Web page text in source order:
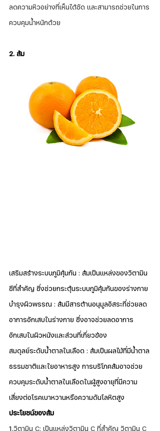
ลดความหิวอย่างที่เห็นได้ชัด และสามารถช่วยในการ
ควบคุมน้ำหนักด้วย
2. ส้ม
เสริมสร้างระบบภูมิคุ้มกัน : ส้มเป็นแหล่งของวิตามิน
ซีที่สำคัญ ซึ่งช่วยกระตุ้นระบบภูมิคุ้มกันของร่างกาย
บำรุงผิวพรรณ : ส้มมีสารต้านอนุมูลอิสระที่ช่วยลด
อาการอักเสบในร่างกาย ซึ่งอาจช่วยลดอาการ
อักเสบในผิวหนังและส่วนที่เกี่ยวข้อง
สมดุลย์ระดับน้ำตาลในเลือด : ส้มเป็นผลไม้ที่มีน้ำตาล
ธรรมชาติและใยอาหารสูง การบริโภคส้มอาจช่วย
ควบคุมระดับน้ำตาลในเลือดในผู้สูงอายุที่มีความ
เสี่ยงต่อโรคเบาหวานหรือความดันโลหิตสูง
ประโยชน์ของส้ม
1.วิตามิน C: เป็นแหล่งวิตามิน C ที่สำคัญ วิตามิน C